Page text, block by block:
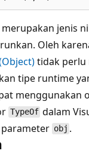
merupakan jenis
Oleh
tidak perlu
tipe runtime
menggunakan
TypeOf dalam
obj .